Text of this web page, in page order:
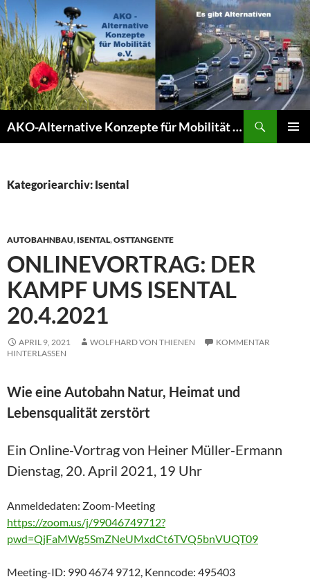
Zum
Inhalt
springen
AKO-Alternative Konzepte für Mobilität e.V.
Kategoriearchiv: Isental
AUTOBAHNBAU, ISENTAL,OSTTANGENTE
ONLINEVORTRAG: DER
KAMPF UMS ISENTAL
20.4.2021
APRIL 9, 2021 WOLFHARD VON THIENEN
KOMMENTAR
HINTERLASSEN
Wie eine Autobahn Natur, Heimat und
Lebensqualität zerstört
Ein Online-Vortrag von Heiner Müller-Ermann
Dienstag, 20. April 2021, 19 Uhr
Anmeldedaten: Zoom-Meeting
https://zoom.us/j/99046749712?
pwd=QjFaMWg5SmZNeUMxdCt6TVQ5bnVUQT09
Meeting-ID: 990 4674 9712, Kenncode: 495403